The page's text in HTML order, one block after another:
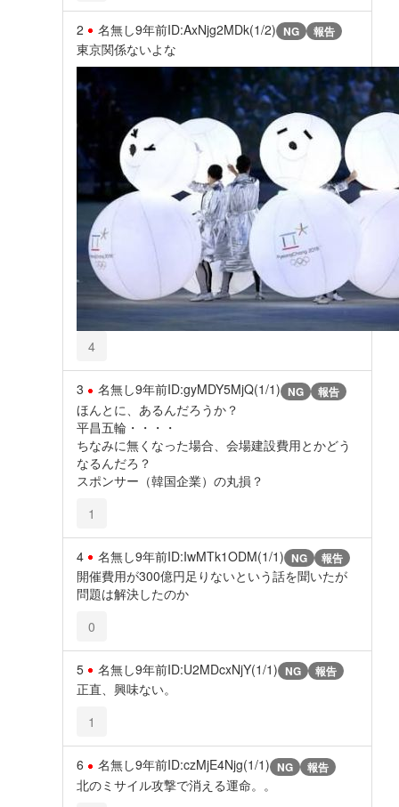
2 名無し9年前ID:AxNjg2MDk(1/2) NG 報告
東京関係ないよな
4
3 名無し9年前ID:gyMDY5MjQ(1/1) NG 報告
ほんとに、あるんだろうか？
平昌五輪・・・・
ちなみに無くなった場合、会場建設費用とかどう
なるんだろ？
スポンサー（韓国企業）の丸損？
1
4 名無し9年前ID:IwMTk1ODM(1/1) NG 報告
開催費用が300億円足りないという話を聞いたが
問題は解決したのか
0
5 名無し9年前ID:U2MDcxNjY(1/1) NG 報告
正直、興味ない。
1
6 名無し9年前ID:czMjE4Njg(1/1) NG 報告
北のミサイル攻撃で消える運命。。